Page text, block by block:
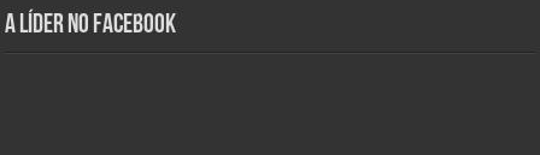
A Líder no Facebook